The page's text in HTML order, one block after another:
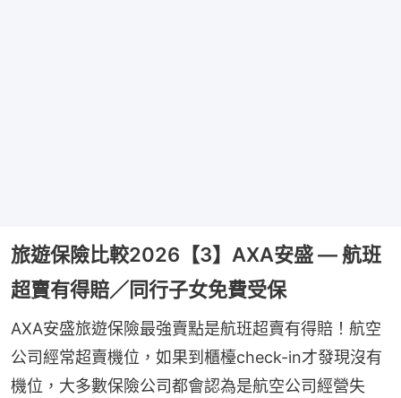
旅遊保險比較2026【3】AXA安盛 — 航班
超賣有得賠／同行子女免費受保
AXA安盛旅遊保險最強賣點是航班超賣有得賠！航空
公司經常超賣機位，如果到櫃檯check-in才發現沒有
機位，大多數保險公司都會認為是航空公司經營失